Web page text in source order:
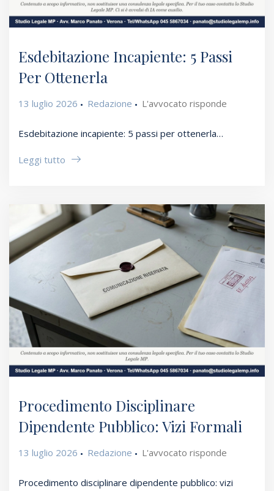
Esdebitazione Incapiente: 5 Passi
Per Ottenerla
13 luglio 2026 Redazione L'avvocato risponde
Esdebitazione incapiente: 5 passi per ottenerla…
Leggi tutto
Procedimento Disciplinare
Dipendente Pubblico: Vizi Formali
13 luglio 2026 Redazione L'avvocato risponde
Procedimento disciplinare dipendente pubblico: vizi